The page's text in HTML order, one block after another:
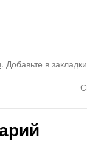
. Добавьте в